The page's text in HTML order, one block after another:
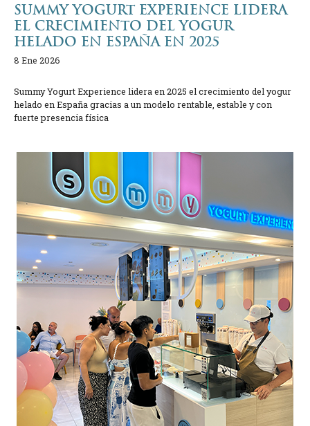
SUMMY YOGURT EXPERIENCE LIDERA
EL CRECIMIENTO DEL YOGUR
HELADO EN ESPAÑA EN 2025
8 Ene 2026
Summy Yogurt Experience lidera en 2025 el crecimiento del yogur
helado en España gracias a un modelo rentable, estable y con
fuerte presencia física